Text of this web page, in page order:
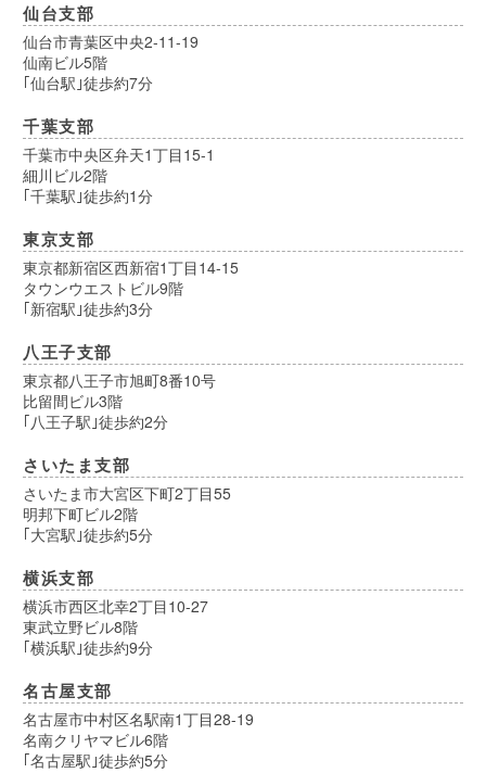
仙台支部
仙台市青葉区中央2-11-19
仙南ビル5階
｢仙台駅｣徒歩約7分
千葉支部
千葉市中央区弁天1丁目15-1
細川ビル2階
｢千葉駅｣徒歩約1分
東京支部
東京都新宿区西新宿1丁目14-15
タウンウエストビル9階
｢新宿駅｣徒歩約3分
八王子支部
東京都八王子市旭町8番10号
比留間ビル3階
｢八王子駅｣徒歩約2分
さいたま支部
さいたま市大宮区下町2丁目55
明邦下町ビル2階
｢大宮駅｣徒歩約5分
横浜支部
横浜市西区北幸2丁目10-27
東武立野ビル8階
｢横浜駅｣徒歩約9分
名古屋支部
名古屋市中村区名駅南1丁目28-19
名南クリヤマビル6階
｢名古屋駅｣徒歩約5分